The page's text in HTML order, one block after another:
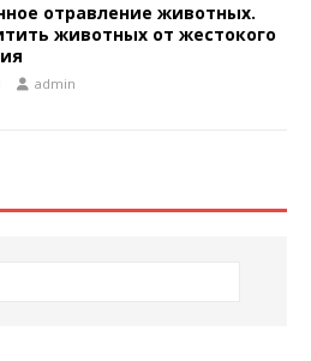
отравление животных.
животных от жестокого
admin